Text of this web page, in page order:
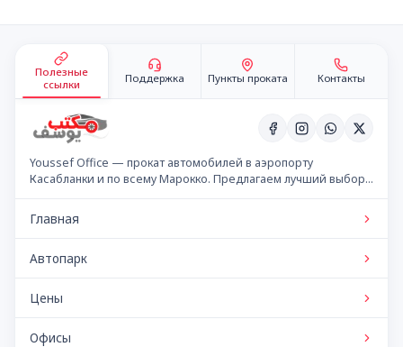
Полезные
ссылки
Поддержка Пункты проката Контакты
Youssef Office — прокат автомобилей в аэропорту
Касабланки и по всему Марокко. Предлагаем лучший выбор
Главная
Автопарк
Цены
Офисы